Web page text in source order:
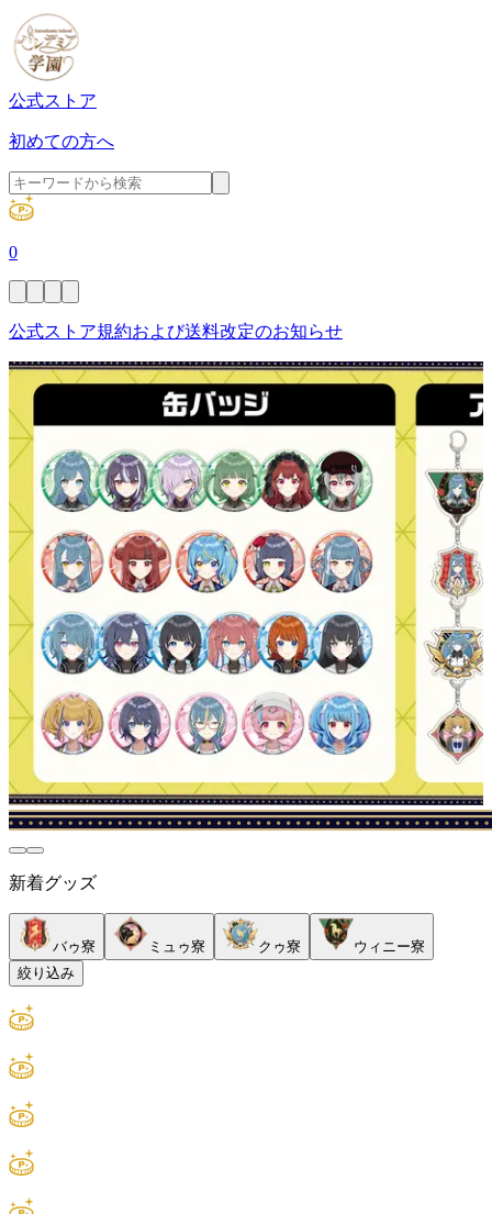
公式ストア
初めての方へ
0
公式ストア規約および送料改定のお知らせ
新着グッズ
バゥ寮 ミュゥ寮 クゥ寮
ウィニー寮
絞り込み